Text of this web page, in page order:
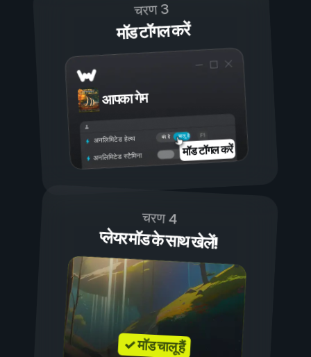
चरण 3
मॉड टॉगल करें
आपका गेम
चालू है
बंद है
अनलिमिटेड हेल्थ
अनलिमिटेड स्टैमिना मॉड टॉगल करें
चरण 4
प्लेयर मॉड के साथ खेलें!
✓ मॉड चालू हैं